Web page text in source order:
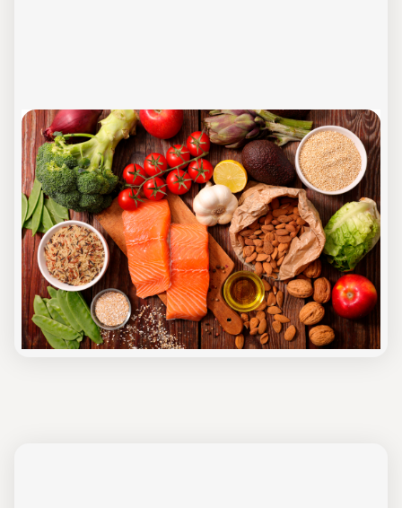
Nudging
Online-Schulung
In dieser Online-Schulung erhalten Sie
Hintergrundinformationen zum Nudging-
Ansatz in der Gemeinschaftsverpflegung.
Details & Anmeldung